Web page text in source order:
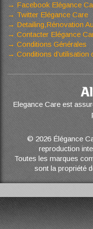
Facebook Elégance
Twitter Elégance Care
Detailing,Rénovation
Contacter Elégance
Conditions Générales
Conditions d’utilisation
Elegance Care est
© 2026 Élégance
reproduction
Toutes les marques
sont la propriété